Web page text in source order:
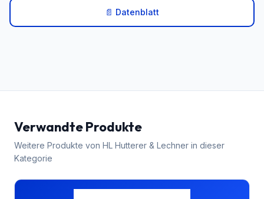
📄 Datenblatt
Verwandte Produkte
Weitere Produkte von HL Hutterer & Lechner in dieser
Kategorie